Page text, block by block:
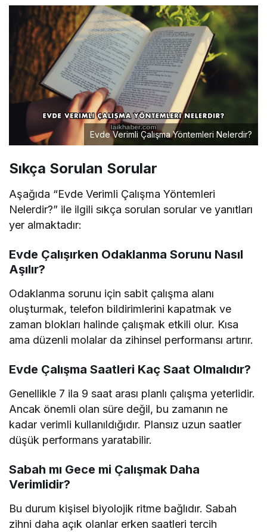
Evde Verimli Çalışma Yöntemleri Nelerdir?
Sıkça Sorulan Sorular
Aşağıda “Evde Verimli Çalışma Yöntemleri
Nelerdir?” ile ilgili sıkça sorulan sorular ve yanıtları
yer almaktadır:
Evde Çalışırken Odaklanma Sorunu Nasıl
Aşılır?
Odaklanma sorunu için sabit çalışma alanı
oluşturmak, telefon bildirimlerini kapatmak ve
zaman blokları halinde çalışmak etkili olur. Kısa
ama düzenli molalar da zihinsel performansı artırır.
Evde Çalışma Saatleri Kaç Saat Olmalıdır?
Genellikle 7 ila 9 saat arası planlı çalışma yeterlidir.
Ancak önemli olan süre değil, bu zamanın ne
kadar verimli kullanıldığıdır. Plansız uzun saatler
düşük performans yaratabilir.
Sabah mı Gece mi Çalışmak Daha
Verimlidir?
Bu durum kişisel biyolojik ritme bağlıdır. Sabah
zihni daha açık olanlar erken saatleri tercih